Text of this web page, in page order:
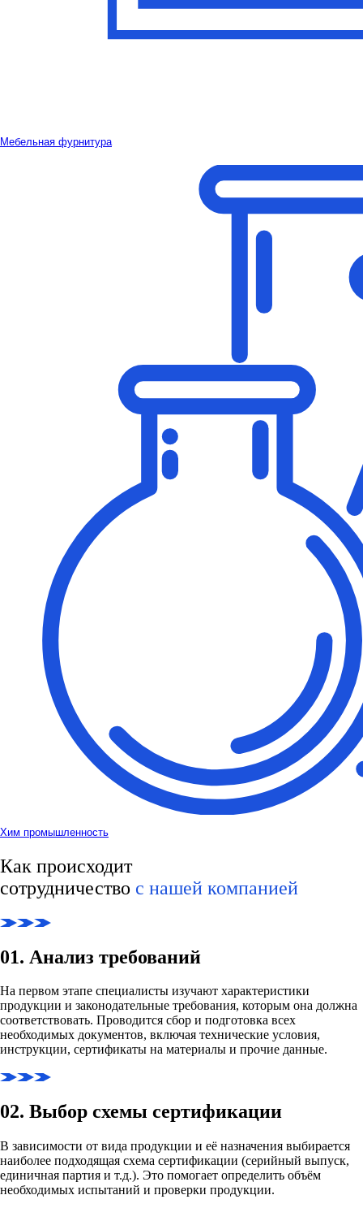
Мебельная фурнитура
Хим промышленность
Как происходит
сотрудничество с нашей компанией
01. Анализ требований
На первом этапе специалисты изучают характеристики
продукции и законодательные требования, которым она должна
соответствовать. Проводится сбор и подготовка всех
необходимых документов, включая технические условия,
инструкции, сертификаты на материалы и прочие данные.
02. Выбор схемы сертификации
В зависимости от вида продукции и её назначения выбирается
наиболее подходящая схема сертификации (серийный выпуск,
единичная партия и т.д.). Это помогает определить объём
необходимых испытаний и проверки продукции.